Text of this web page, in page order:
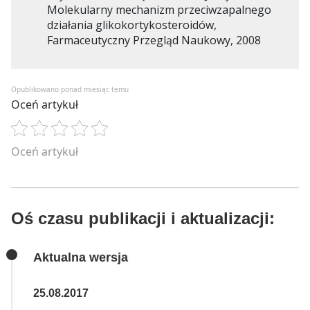
Molekularny mechanizm przeciwzapalnego
działania glikokortykosteroidów,
Farmaceutyczny Przegląd Naukowy, 2008
Opublikowano ponad miesiąc temu
Oceń artykuł
Oceń artykuł
Oś czasu publikacji i aktualizacji:
Aktualna wersja
25.08.2017